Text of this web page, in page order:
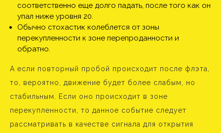
соответственно еще долго падать, после того как он
упал ниже уровня 20.
Обычно стохастик колеблется от зоны
перекупленности к зоне перепроданности и
обратно.
А если повторный пробой происходит после флэта,
то, вероятно, движение будет более слабым, но
стабильным. Если оно происходит в зоне
перекупленности, то данное событие следует
рассматривать в качестве сигнала для открытия